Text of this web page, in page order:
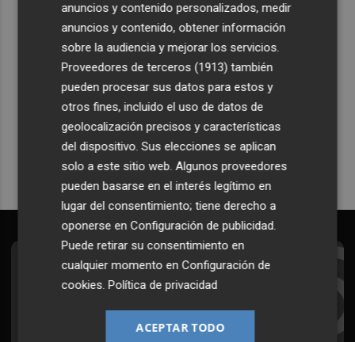
Recibe toda la actualidad de
Plaza Podcast en tu correo
Quiero suscribirme
Suscríbete al Boletín
¡Quiero suscribirme!
anuncios y contenido personalizados, medir
anuncios y contenido, obtener información
sobre la audiencia y mejorar los servicios.
Proveedores de terceros (1913) también
pueden procesar sus datos para estos y
otros fines, incluido el uso de datos de
geolocalización precisos y características
del dispositivo. Sus elecciones se aplican
solo a este sitio web. Algunos proveedores
pueden basarse en el interés legítimo en
lugar del consentimiento; tiene derecho a
oponerse enConfiguración de publicidad.
Puede retirar su consentimiento en
cualquier momento enConfiguración de
cookies.Política de privacidad
ACEPTAR TODO